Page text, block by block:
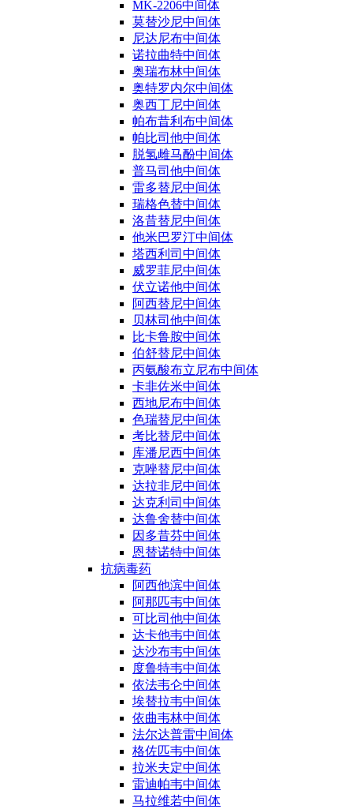
MK-2206中间体
莫替沙尼中间体
尼达尼布中间体
诺拉曲特中间体
奥瑞布林中间体
奥特罗内尔中间体
奥西丁尼中间体
帕布昔利布中间体
帕比司他中间体
脱氢雌马酚中间体
普马司他中间体
雷多替尼中间体
瑞格色替中间体
洛昔替尼中间体
他米巴罗汀中间体
塔西利司中间体
威罗菲尼中间体
伏立诺他中间体
阿西替尼中间体
贝林司他中间体
比卡鲁胺中间体
伯舒替尼中间体
丙氨酸布立尼布中间体
卡非佐米中间体
西地尼布中间体
色瑞替尼中间体
考比替尼中间体
库潘尼西中间体
克唑替尼中间体
达拉非尼中间体
达克利司中间体
达鲁舍替中间体
因多昔芬中间体
恩替诺特中间体
抗病毒药
阿西他滨中间体
阿那匹韦中间体
可比司他中间体
达卡他韦中间体
达沙布韦中间体
度鲁特韦中间体
依法韦仑中间体
埃替拉韦中间体
依曲韦林中间体
法尔达普雷中间体
格佐匹韦中间体
拉米夫定中间体
雷迪帕韦中间体
马拉维若中间体